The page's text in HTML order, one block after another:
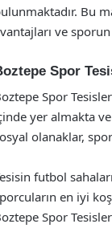
Bu
ve
Spor
Spor
yer almakta
olanaklar,
futbol
en iyi
Spor